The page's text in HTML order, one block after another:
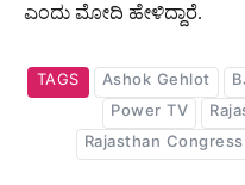
ಎಂದು ಮೋದಿ ಹೇಳಿದ್ದಾರೆ.
TAGS Ashok Gehlot
Power TV
Rajasthan